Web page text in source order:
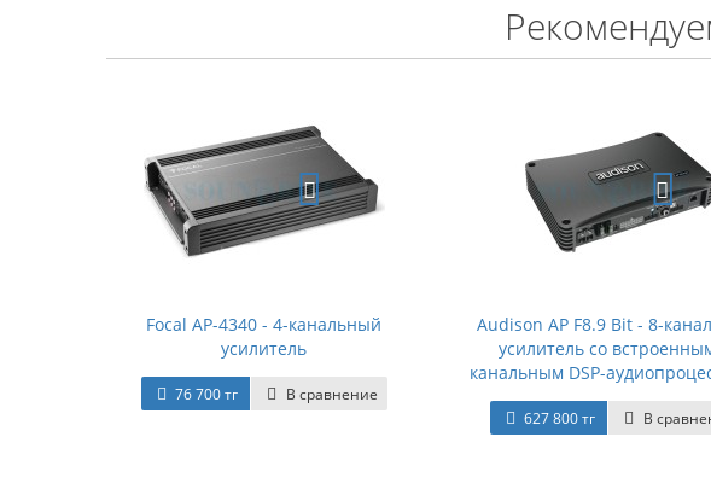
Focal AP-4340 - 4-канальный
усилитель
76 700 тг В сравнение
Audison AP F8.9 Bit - 8-
усилитель со
канальным DSP-
627 800 тг В